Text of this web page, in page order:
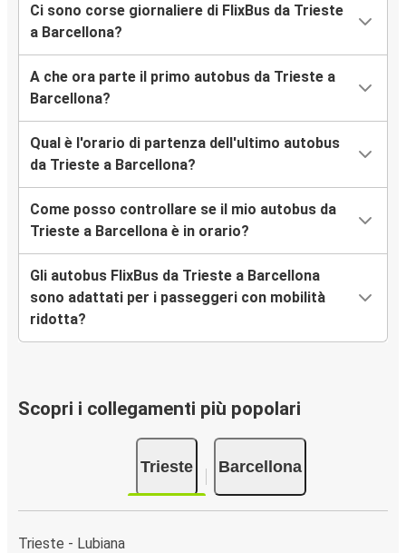
Ci sono corse giornaliere di FlixBus da Trieste
a Barcellona?
A che ora parte il primo autobus da Trieste a
Barcellona?
Qual è l'orario di partenza dell'ultimo autobus
da Trieste a Barcellona?
Come posso controllare se il mio autobus da
Trieste a Barcellona è in orario?
Gli autobus FlixBus da Trieste a Barcellona
sono adattati per i passeggeri con mobilità
ridotta?
Scopri i collegamenti più popolari
Trieste Barcellona
Trieste - Lubiana